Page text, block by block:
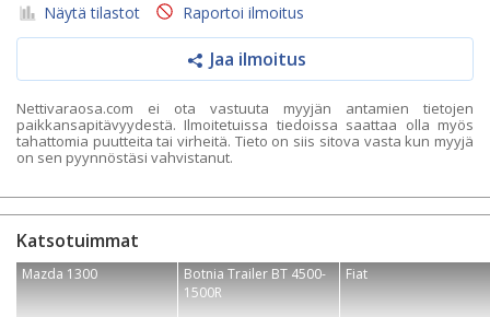
Näytä tilastot Raportoi ilmoitus
Jaa ilmoitus
Nettivaraosa.com ei ota vastuuta myyjän antamien tietojen
paikkansapitävyydestä. Ilmoitetuissa tiedoissa saattaa olla myös
tahattomia puutteita tai virheitä. Tieto on siis sitova vasta kun myyjä
on sen pyynnöstäsi vahvistanut.
Katsotuimmat
Mazda 1300
Botnia Trailer BT 4500-
1500R
Fiat